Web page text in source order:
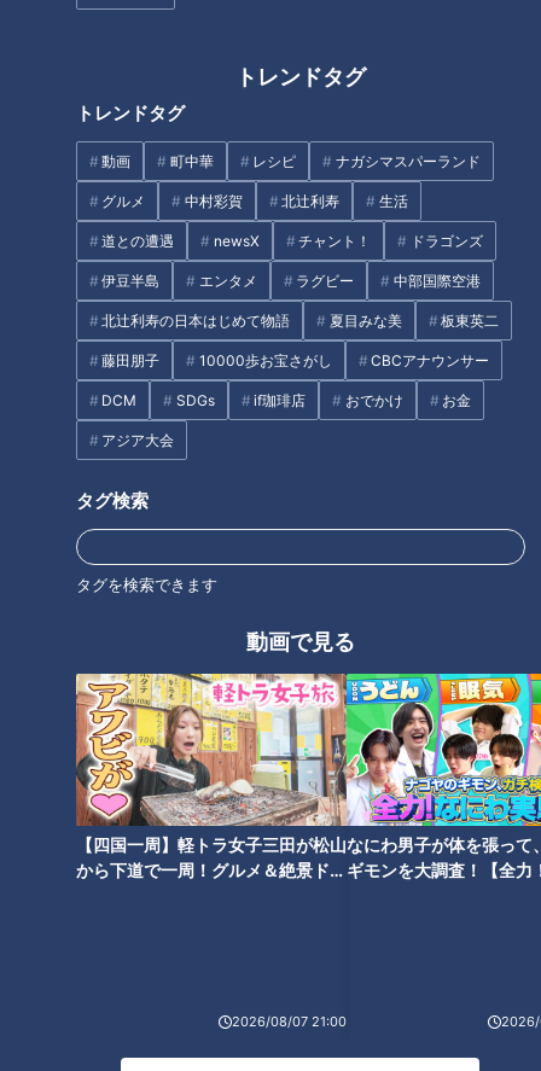
トレンドタグ
トレンドタグ
動画 町中華 レシピ ナガシマスパーランド
グルメ 中村彩賀 北辻利寿 生活
道との遭遇 newsX チャント！ ドラゴンズ
伊豆半島 エンタメ ラグビー 中部国際空港
北辻利寿の日本はじめて物語 夏目みな美 板東英二
藤田朋子 10000歩お宝さがし CBCアナウンサー
DCM SDGs if珈琲店 おでかけ お金
アジア大会
タグ検索
タグを検索できます
動画で見る
【四国一周】軽トラ女子三田が松山
から下道で一周！グルメ＆絶景ドラ
2026/08/07 21:00
なにわ男子が体を張って
ギモンを大調査！【全力
2026/
物「鶏ちゃん」を調査。弾力の
ある鶏肉と甘辛ダレが絶品！
フード『芋川うどん』を調
うどん！
寺坂頼我が神奈川県藤沢市江の
島で「生しらす丼」を調査。キ
ラキラ新鮮！朝獲れシラスを満
岐阜県瑞浪市の愛されフード
『石焼ひつまぶし』を調査！ 加
藤愛アナが思わず涙した半生＆
誕生秘話とは？
グルメ ゴゴスマ
【愛知県蒲郡市】３つのキーワ
ードで絶品グルメを探せ！寺坂
頼我がミッションに挑戦！【ゴ
ゴスマ「らいがごはん」】
寺坂頼我が岐阜県下呂市で大好
物「鶏ちゃん」を調査。弾力の
ある鶏肉と甘辛ダレが絶品！
石丸幹二「すごい痩せました